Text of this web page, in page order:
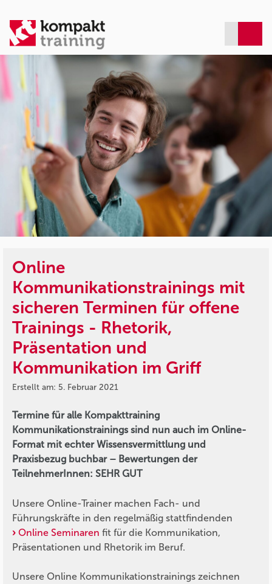
Online
Kommunikationstrainings mit
sicheren Terminen für offene
Trainings - Rhetorik,
Präsentation und
Kommunikation im Griff
Erstellt am: 5. Februar 2021
Termine für alle Kompakttraining
Kommunikationstrainings sind nun auch im Online-
Format mit echter Wissensvermittlung und
Praxisbezug buchbar – Bewertungen der
TeilnehmerInnen: SEHR GUT
Unsere Online-Trainer machen Fach- und
Führungskräfte in den regelmäßig stattfindenden
Online Seminaren fit für die Kommunikation,
Präsentationen und Rhetorik im Beruf.
Unsere Online Kommunikationstrainings zeichnen